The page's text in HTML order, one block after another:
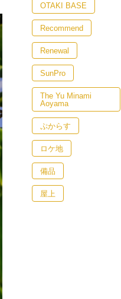
OTAKI BASE
Recommend
Renewal
SunPro
The Yu Minami
Aoyama
ぷからす
ロケ地
備品
屋上